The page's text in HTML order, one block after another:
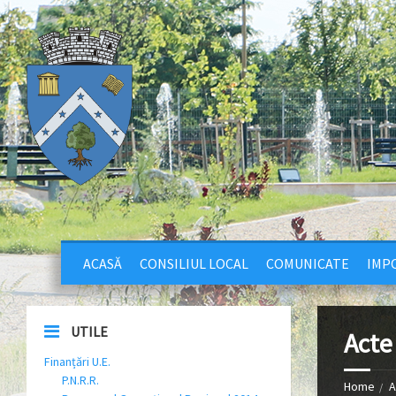
ACASĂ CONSILIUL LOCAL COMUNICATE
Home
UTILE
Finanțări U.E.
P.N.R.R.